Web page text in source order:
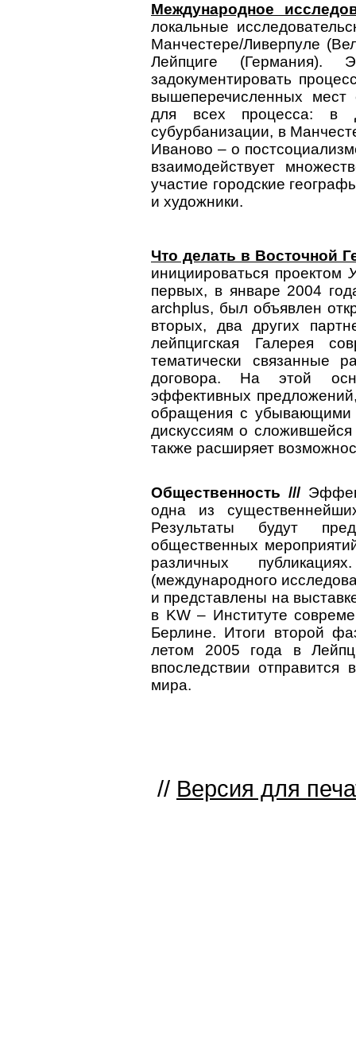
Международное
локальные
Манчестере/Ливерпуле
Лейпциге (Германия).
задокументировать
вышеперечисленных мест
для всех процесса: в
субурбанизации, в
Иваново – о
взаимодействует
участие городские
и художники.
Что делать в Восточной
инициироваться проектом
первых, в январе 2004
archplus, был объявлен
вторых, два других
лейпцигская Галерея
тематически связанные
договора. На этой
эффективных
обращения с убывающими
дискуссиям о
также расширяет
Общественность ///
одна из
Результаты будут
общественных
различных
(международного
и представлены на
в KW – Институте
Берлине. Итоги второй
летом 2005 года в
впоследствии
мира.
// Версия для